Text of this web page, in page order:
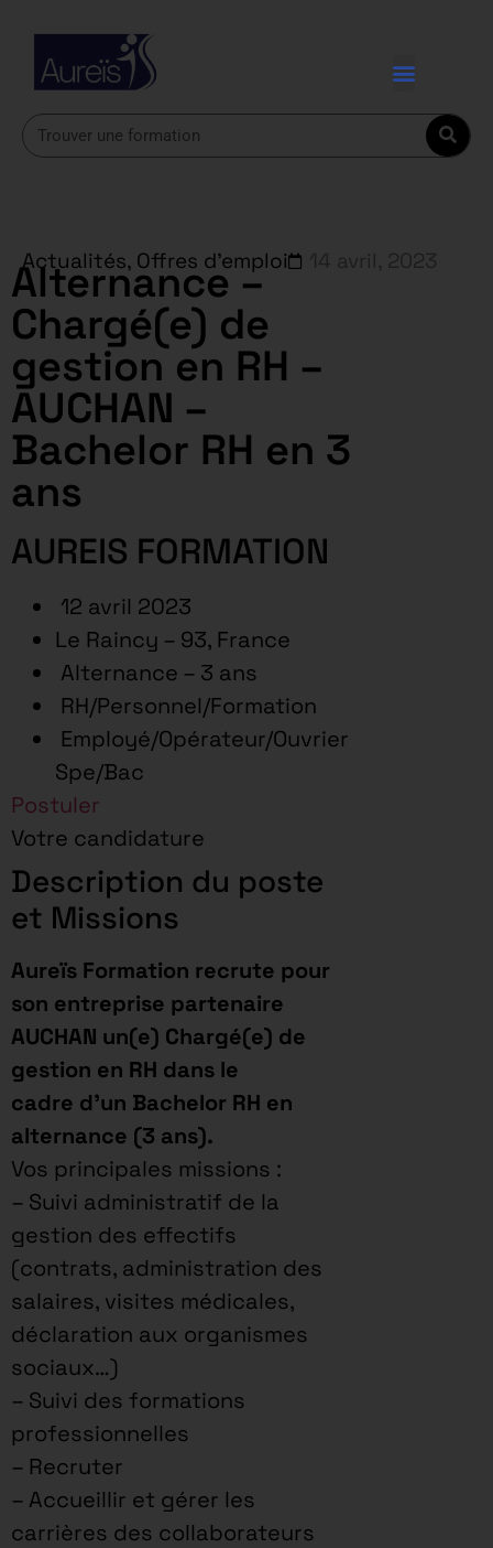
Actualités, Offres d'emploi
Alternance –
Chargé(e) de
gestion en RH –
AUCHAN –
Bachelor RH en 3
ans
AUREIS FORMATION
12 avril 2023
Le Raincy – 93, France
Alternance – 3 ans
RH/Personnel/Formation
Employé/Opérateur/Ouvrier
Spe/Bac
Postuler
Votre candidature
Description du poste
et Missions
Aureïs Formation recrute pour
son entreprise partenaire
AUCHAN un(e) Chargé(e) de
gestion en RH dans le
cadre d’un Bachelor RH en
alternance (3 ans).
Vos principales missions :
– Suivi administratif de la
gestion des effectifs
(contrats, administration des
salaires, visites médicales,
déclaration aux organismes
sociaux…)
– Suivi des formations
professionnelles
– Recruter
– Accueillir et gérer les
carrières des collaborateurs